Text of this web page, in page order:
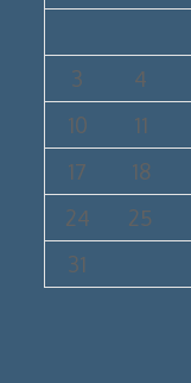
3
4
10
11
17
18
24
25
31